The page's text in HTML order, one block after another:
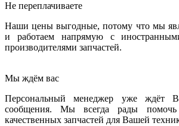
Не переплачиваете
Наши цены выгодные, потому что мы
и работаем напрямую с
производителями запчастей.
Мы ждём вас
Персональный менеджер уже ждёт
сообщения. Мы всегда рады
качественных запчастей для Вашей